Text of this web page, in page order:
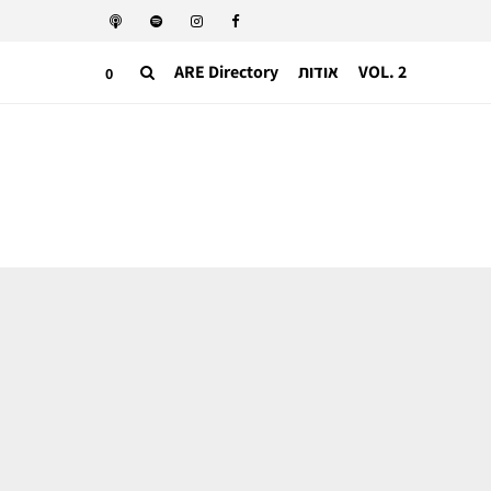
VOL. 2 אודות ARE Directory
0